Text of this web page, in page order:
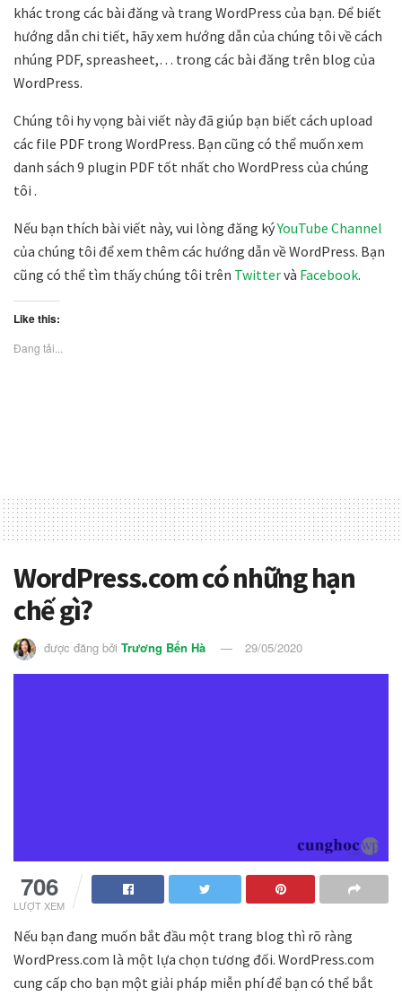
khác trong các bài đăng và trang WordPress của bạn. Để biết
hướng dẫn chi tiết, hãy xem hướng dẫn của chúng tôi về cách
nhúng PDF, spreasheet,… trong các bài đăng trên blog của
WordPress.
Chúng tôi hy vọng bài viết này đã giúp bạn biết cách upload
các file PDF trong WordPress. Bạn cũng có thể muốn xem
danh sách 9 plugin PDF tốt nhất cho WordPress của chúng
tôi .
Nếu bạn thích bài viết này, vui lòng đăng kýYouTube Channel
của chúng tôi để xem thêm các hướng dẫn về WordPress. Bạn
cũng có thể tìm thấy chúng tôi trên Twittervà Facebook.
Like this:
Đang tải...
WordPress.com có những hạn
chế gì?
được đăng bởi Trương Bến Hà 29/05/2020
706
LƯỢT XEM
Nếu bạn đang muốn bắt đầu một trang blog thì rõ ràng
WordPress.com là một lựa chọn tương đối. WordPress.com
cung cấp cho bạn một giải pháp miễn phí để bạn có thể bắt